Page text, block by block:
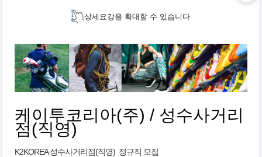
상세요강을 확대할 수 있습니다.
케이투코리아(주) / 성수사거리
점(직영)
K2KOREA 성수사거리점(직영) 정규직 모집